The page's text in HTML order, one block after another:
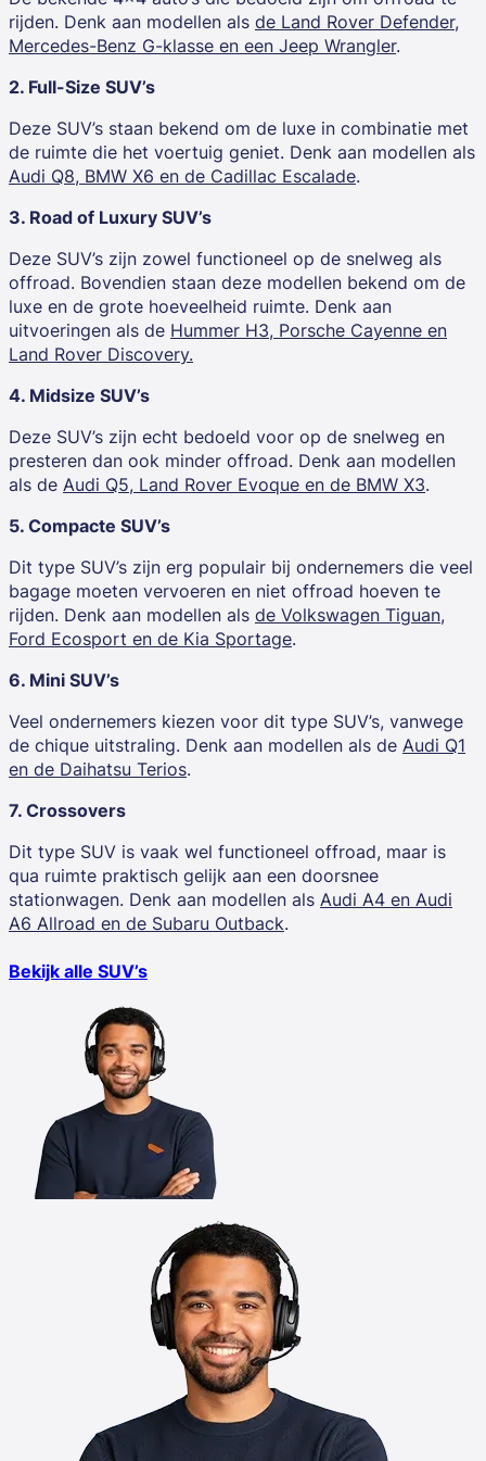
rijden. Denk aan modellen als de Land Rover Defender,
Mercedes-Benz G-klasse en een Jeep Wrangler.
2. Full-Size SUV’s
Deze SUV’s staan bekend om de luxe in combinatie met
de ruimte die het voertuig geniet. Denk aan modellen als
Audi Q8, BMW X6 en de Cadillac Escalade.
3. Road of Luxury SUV’s
Deze SUV’s zijn zowel functioneel op de snelweg als
offroad. Bovendien staan deze modellen bekend om de
luxe en de grote hoeveelheid ruimte. Denk aan
uitvoeringen als de Hummer H3, Porsche Cayenne en
Land Rover Discovery.
4. Midsize SUV’s
Deze SUV’s zijn echt bedoeld voor op de snelweg en
presteren dan ook minder offroad. Denk aan modellen
als de Audi Q5, Land Rover Evoque en de BMW X3.
5. Compacte SUV’s
Dit type SUV’s zijn erg populair bij ondernemers die veel
bagage moeten vervoeren en niet offroad hoeven te
rijden. Denk aan modellen als de Volkswagen Tiguan,
Ford Ecosport en de Kia Sportage.
6. Mini SUV’s
Veel ondernemers kiezen voor dit type SUV’s, vanwege
de chique uitstraling. Denk aan modellen als de Audi Q1
en de Daihatsu Terios.
7. Crossovers
Dit type SUV is vaak wel functioneel offroad, maar is
qua ruimte praktisch gelijk aan een doorsnee
stationwagen. Denk aan modellen als Audi A4 en Audi
A6 Allroad en de Subaru Outback.
Bekijk alle SUV’s